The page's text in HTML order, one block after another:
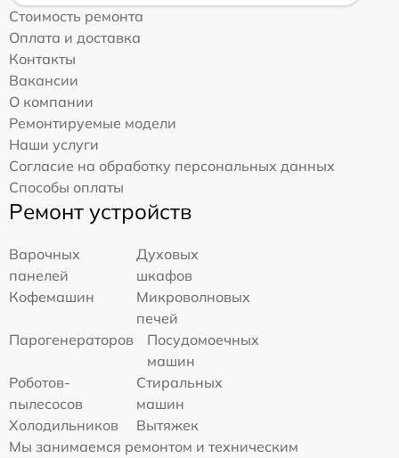
Стоимость ремонта
Оплата и доставка
Контакты
Вакансии
О компании
Ремонтируемые модели
Наши услуги
Согласие на обработку персональных данных
Способы оплаты
Ремонт устройств
Варочных
панелей
Духовых
шкафов
Кофемашин
Микроволновых
печей
Парогенераторов
Посудомоечных
машин
Роботов-
пылесосов
Стиральных
машин
Холодильников
Вытяжек
Мы занимаемся ремонтом и техническим